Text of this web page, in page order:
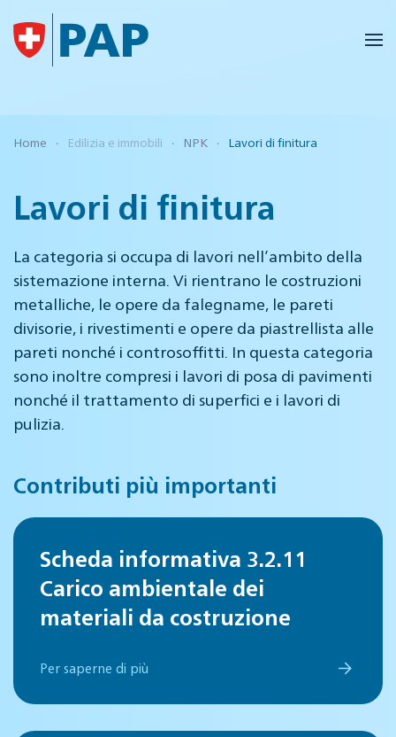
Skip to main content
Home Edilizia e immobili NPK Lavori di finitura
Lavori di finitura
La categoria si occupa di lavori nell’ambito della
sistemazione interna. Vi rientrano le costruzioni
metalliche, le opere da falegname, le pareti
divisorie, i rivestimenti e opere da piastrellista alle
pareti nonché i controsoffitti. In questa categoria
sono inoltre compresi i lavori di posa di pavimenti
nonché il trattamento di superfici e i lavori di
pulizia.
Contributi più importanti
Scheda informativa 3.2.11
Carico ambientale dei
materiali da costruzione
Per saperne di più